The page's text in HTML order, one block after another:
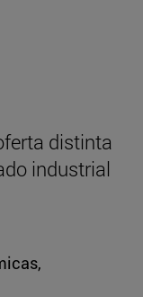
distinta
industrial